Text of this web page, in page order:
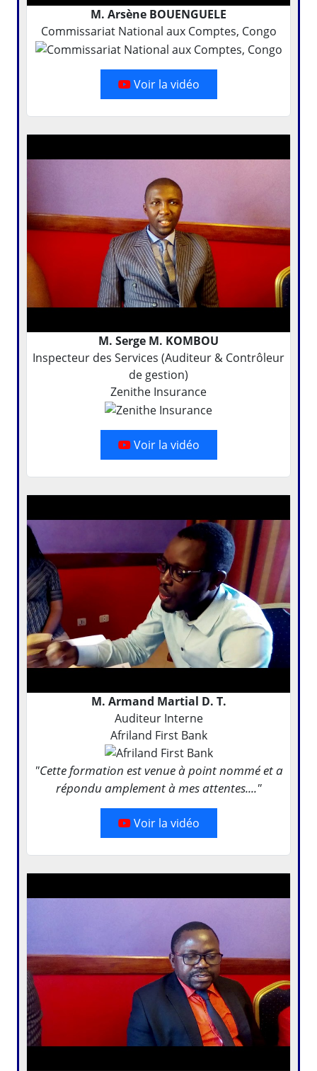
M. Arsène BOUENGUELE
Commissariat National aux Comptes, Congo
Voir la vidéo
M. Serge M. KOMBOU
Inspecteur des Services (Auditeur & Contrôleur
de gestion)
Zenithe Insurance
Voir la vidéo
M. Armand Martial D. T.
Auditeur Interne
Afriland First Bank
"Cette formation est venue à point nommé et a
répondu amplement à mes attentes...."
Voir la vidéo